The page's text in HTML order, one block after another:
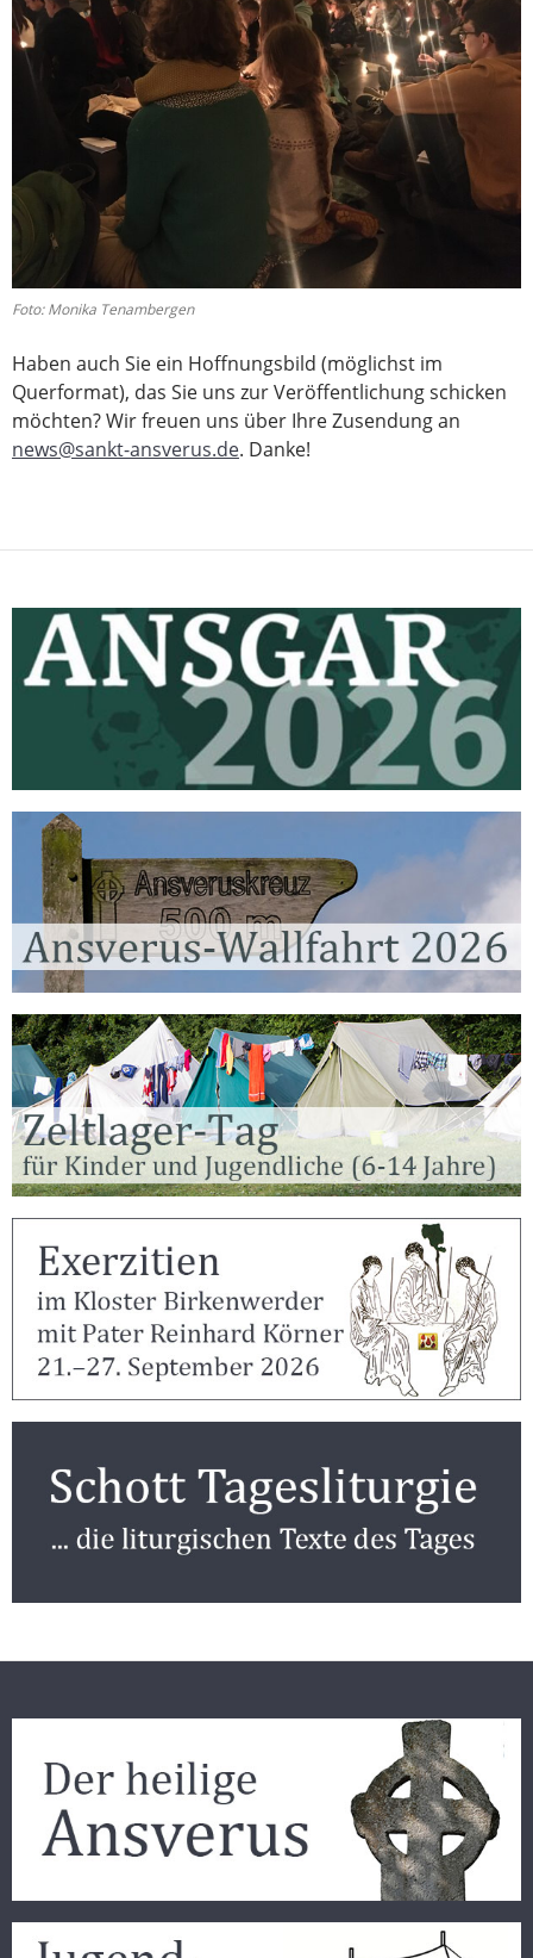
Foto: Monika Tenambergen
Haben auch Sie ein Hoffnungsbild (möglichst im
Querformat), das Sie uns zur Veröffentlichung schicken
möchten? Wir freuen uns über Ihre Zusendung an
news@sankt-ansverus.de. Danke!